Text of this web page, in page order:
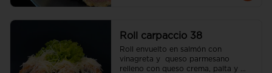
Roll carpaccio 38
Roll envuelto en salmón con
vinagreta y  queso parmesano
relleno con queso crema, palta y